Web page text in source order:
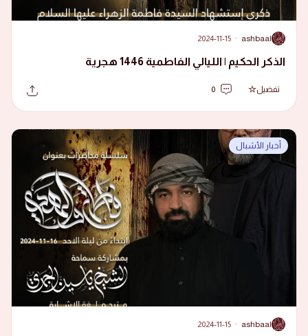
A
ashbaal
·
2024-11-15
الذكر الحكيم | الليالي الفاطمية 1446 هجرية
تفضيل 0
أخبار الأشبال
A
ashbaal
·
2024-11-15